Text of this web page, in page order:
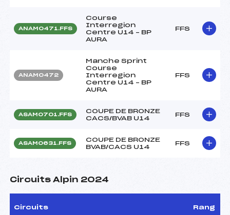
ANAM0471.FFS
Course
Interregion
Centre U14 – BP
AURA
FFS
ANAM0472
Manche Sprint
Course
Interregion
Centre U14 – BP
AURA
FFS
ASAM0701.FFS
COUPE DE BRONZE
CACS/BVAB U14
FFS
ASAM0631.FFS
COUPE DE BRONZE
BVAB/CACS U14
FFS
Circuits Alpin 2024
Circuits Rang